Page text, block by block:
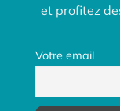
et profitez
Votre email